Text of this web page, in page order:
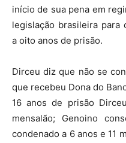
início de sua pena em
legislação brasileira para
a oito anos de prisão.
Dirceu diz que não se
que recebeu Dona do
16 anos de prisão
mensalão; Genoino
condenado a 6 anos e 11